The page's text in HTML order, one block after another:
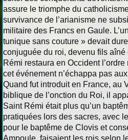
assure le triomphe du
survivance de l’arianisme ne
militaire des Francs en Gaule.
tunique sans couture » devait
conjuguée du roi, devenu fils aîné
Rémi restaura en Occident
cet événement n’échappa pas
Quand fut introduit en France, au
biblique de l’onction du Roi, il
Saint Rémi était plus qu’un
pratiquées lors des sacres, avec
pour le baptême de Clovis et
Ampoule, faisaient les rois selon